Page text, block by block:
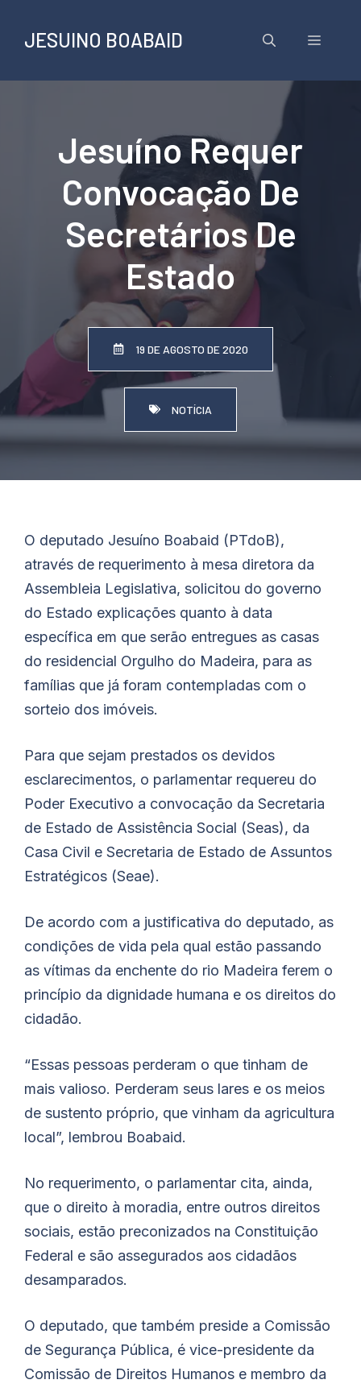
conteúdo
JESUINO BOABAID Menu
Jesuíno Requer
Convocação De
Secretários De
Estado
19 DE AGOSTO DE 2020
NOTÍCIA
O deputado Jesuíno Boabaid (PTdoB),
através de requerimento à mesa diretora da
Assembleia Legislativa, solicitou do governo
do Estado explicações quanto à data
específica em que serão entregues as casas
do residencial Orgulho do Madeira, para as
famílias que já foram contempladas com o
sorteio dos imóveis.
Para que sejam prestados os devidos
esclarecimentos, o parlamentar requereu do
Poder Executivo a convocação da Secretaria
de Estado de Assistência Social (Seas), da
Casa Civil e Secretaria de Estado de Assuntos
Estratégicos (Seae).
De acordo com a justificativa do deputado, as
condições de vida pela qual estão passando
as vítimas da enchente do rio Madeira ferem o
princípio da dignidade humana e os direitos do
cidadão.
“Essas pessoas perderam o que tinham de
mais valioso. Perderam seus lares e os meios
de sustento próprio, que vinham da agricultura
local”, lembrou Boabaid.
No requerimento, o parlamentar cita, ainda,
que o direito à moradia, entre outros direitos
sociais, estão preconizados na Constituição
Federal e são assegurados aos cidadãos
desamparados.
O deputado, que também preside a Comissão
de Segurança Pública, é vice-presidente da
Comissão de Direitos Humanos e membro da